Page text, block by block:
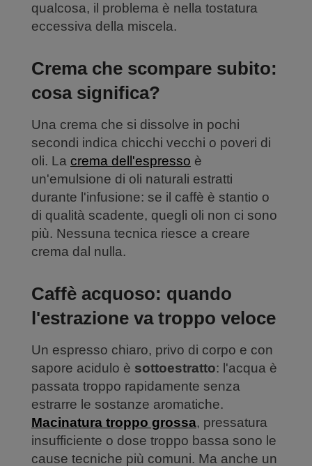
qualcosa, il problema è nella tostatura
eccessiva della miscela.
Crema che scompare subito:
cosa significa?
Una crema che si dissolve in pochi
secondi indica chicchi vecchi o poveri di
oli. La crema dell'espresso è
un'emulsione di oli naturali estratti
durante l'infusione: se il caffè è stantio o
di qualità scadente, quegli oli non ci sono
più. Nessuna tecnica riesce a creare
crema dal nulla.
Caffè acquoso: quando
l'estrazione va troppo veloce
Un espresso chiaro, privo di corpo e con
sapore acidulo è sottoestratto: l'acqua è
passata troppo rapidamente senza
estrarre le sostanze aromatiche.
Macinatura troppo grossa, pressatura
insufficiente o dose troppo bassa sono le
cause tecniche più comuni. Ma anche un